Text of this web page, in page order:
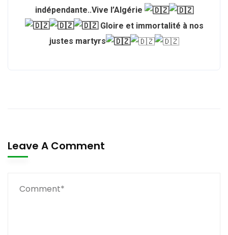
indépendante..Vive l’Algérie
⁩ Gloire et immortalité à nos
justes martyrs⁦
Leave A Comment